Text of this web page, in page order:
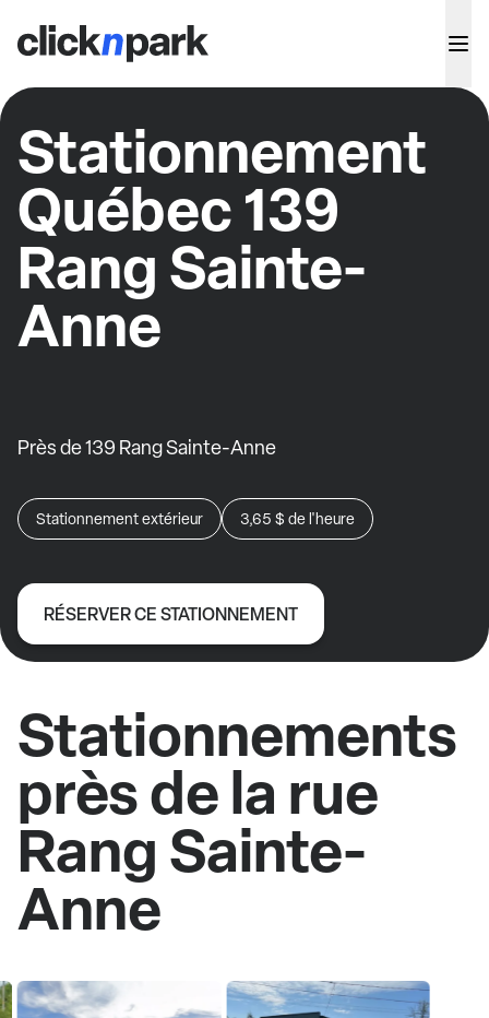
Stationnement
Québec 139
Rang Sainte-
Anne
Près de 139 Rang Sainte-Anne
Stationnement extérieur 3,65 $ de l'heure
RÉSERVER CE STATIONNEMENT
Stationnements
près de la rue
Rang Sainte-
Anne